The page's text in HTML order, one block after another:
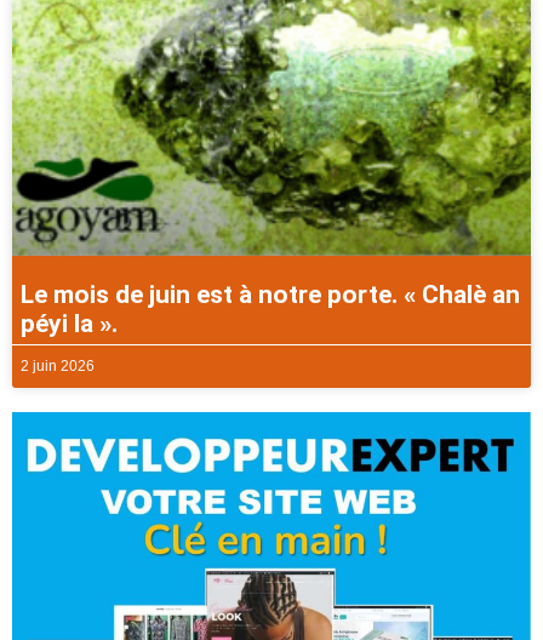
Le mois de juin est à notre porte. « Chalè an
péyi la ».
2 juin 2026